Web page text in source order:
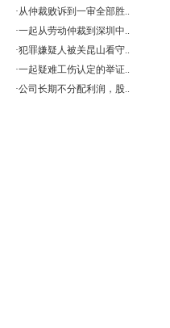
·从仲裁败诉到一审全部胜..
·一起从劳动仲裁到深圳中..
·犯罪嫌疑人被关昆山看守..
·一起疑难工伤认定的举证..
·公司长期不分配利润，股..